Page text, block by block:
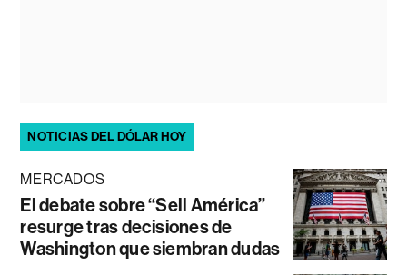
NOTICIAS DEL DÓLAR HOY
MERCADOS
El debate sobre “Sell América”
resurge tras decisiones de
Washington que siembran dudas